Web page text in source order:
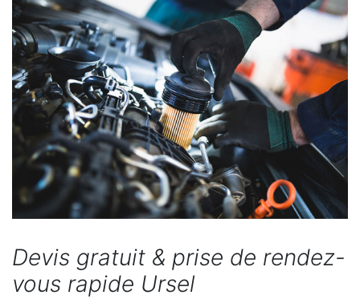
Devis gratuit & prise de rendez-
vous rapide Ursel